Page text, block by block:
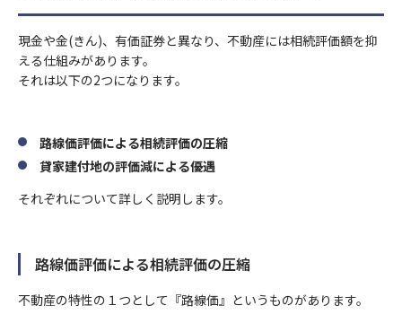
現金や金(きん)、有価証券と異なり、不動産には相続評価額を抑
える仕組みがあります。
それは以下の2つになります。
路線価評価による相続評価の圧縮
貸家建付地の評価減による優遇
それぞれについて詳しく説明します。
路線価評価による相続評価の圧縮
不動産の特性の１つとして『路線価』というものがあります。